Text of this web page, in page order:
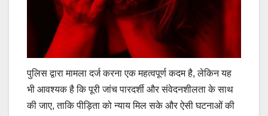
पुलिस द्वारा मामला दर्ज करना एक महत्वपूर्ण कदम है, लेकिन यह
भी आवश्यक है कि पूरी जांच पारदर्शी और संवेदनशीलता के साथ
की जाए, ताकि पीड़िता को न्याय मिल सके और ऐसी घटनाओं की